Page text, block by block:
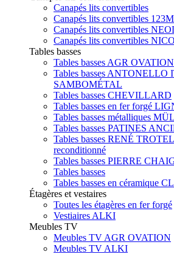
Canapés lits convertibles
Canapés lits convertibles
Canapés lits convertibles
Canapés lits convertibles
Tables basses
Tables basses AGR OVATION
Tables basses ANTONELLO
SAMBOMÉTAL
Tables basses CHEVILLARD
Tables basses en fer forgé
Tables basses métalliques
Tables basses PATINES
Tables basses RENÉ
reconditionné
Tables basses PIERRE
Tables basses
Tables basses en céramique
Étagères et vestaires
Toutes les étagères en fer forgé
Vestiaires ALKI
Meubles TV
Meubles TV AGR OVATION
Meubles TV ALKI